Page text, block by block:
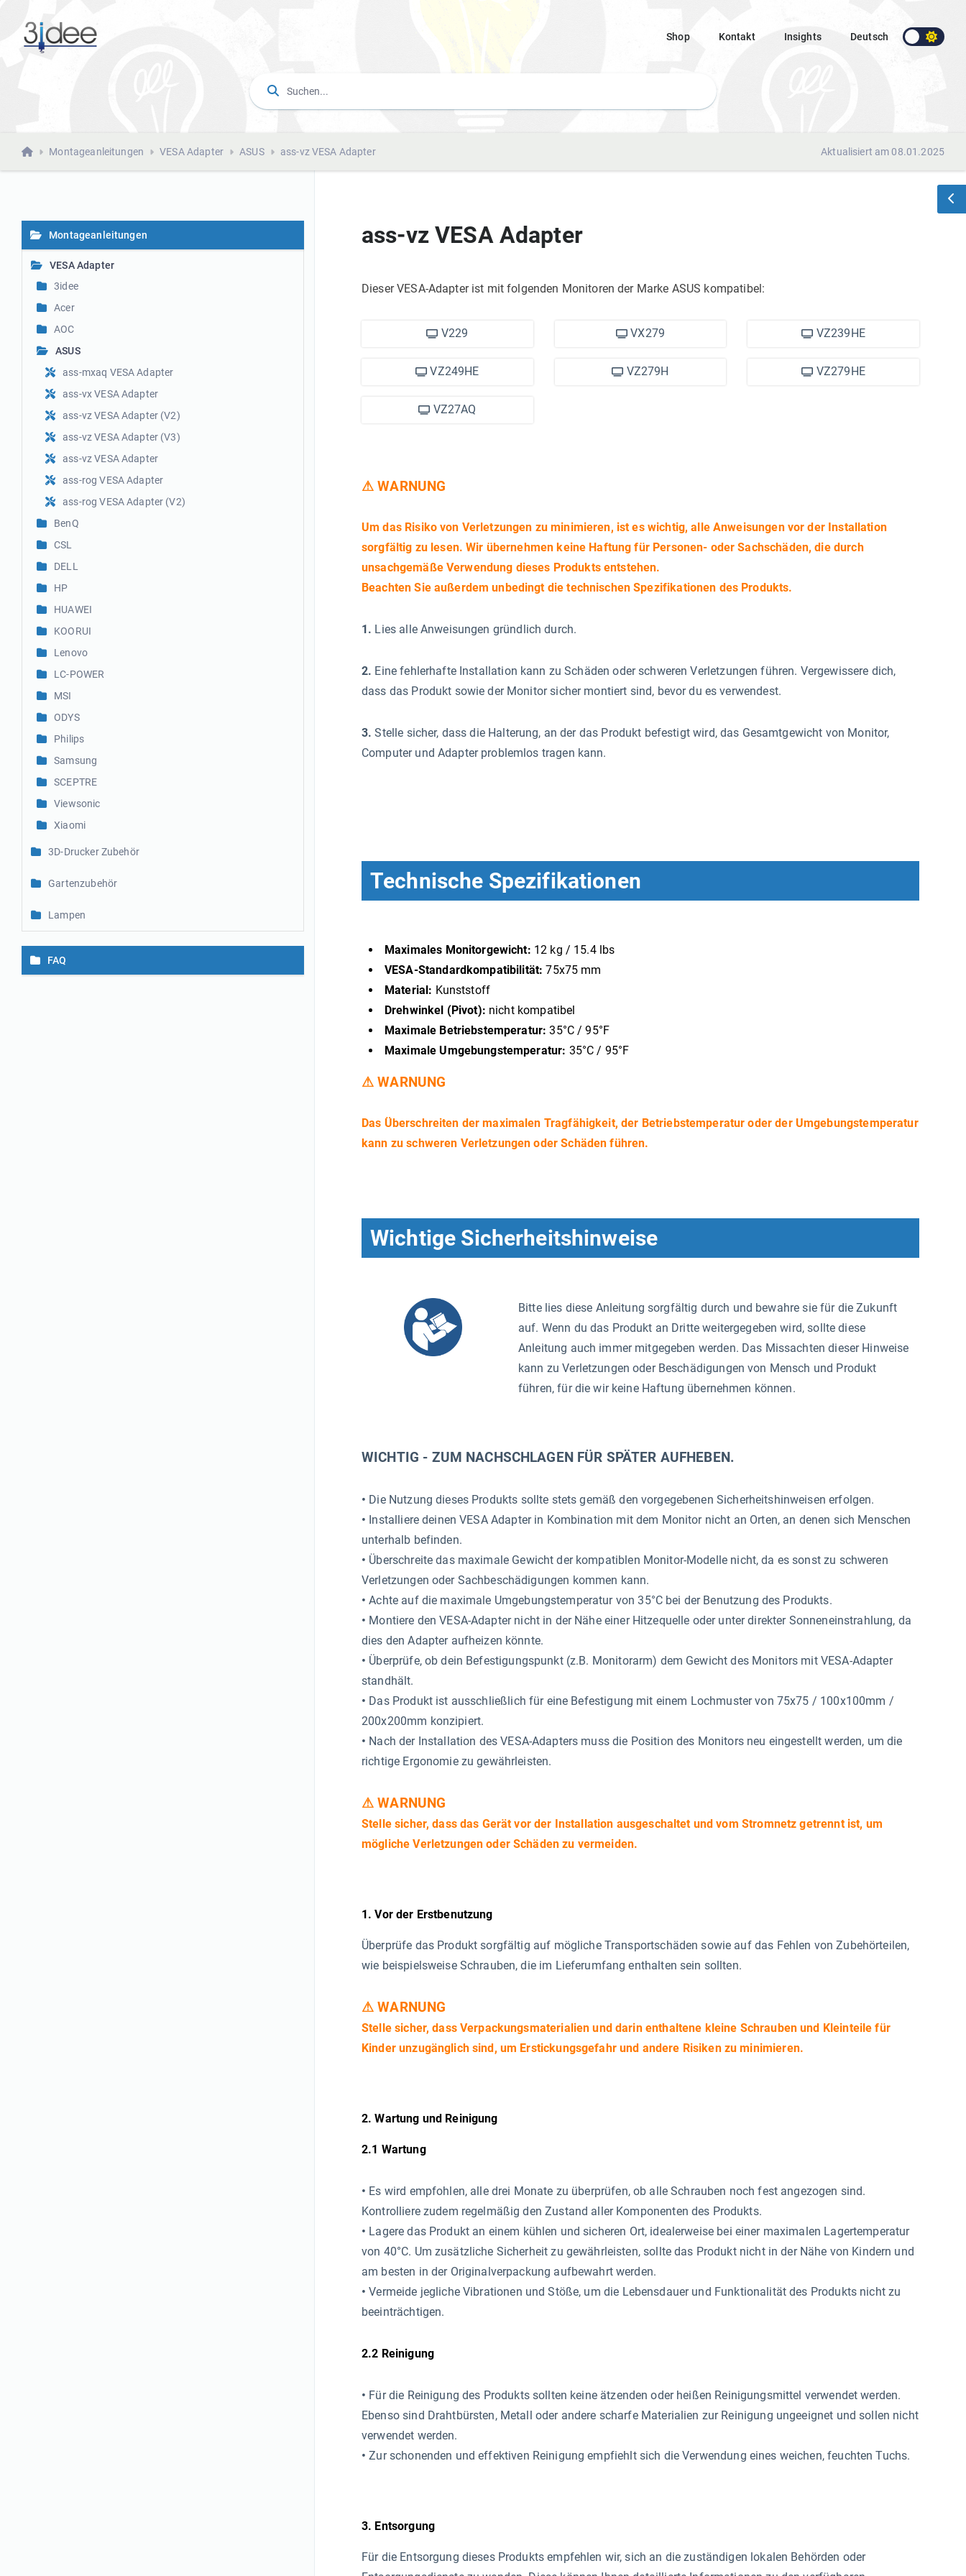
Shop Kontakt Insights Deutsch
Montageanleitungen VESA Adapter ASUS ass-vz VESA Adapter Aktualisiert am 08.01.2025
Montageanleitungen
VESA Adapter
3idee
Acer
AOC
ASUS
ass-mxaq VESA Adapter
ass-vx VESA Adapter
ass-vz VESA Adapter (V2)
ass-vz VESA Adapter (V3)
ass-vz VESA Adapter
ass-rog VESA Adapter
ass-rog VESA Adapter (V2)
BenQ
CSL
DELL
HP
HUAWEI
KOORUI
Lenovo
LC-POWER
MSI
ODYS
Philips
Samsung
SCEPTRE
Viewsonic
Xiaomi
3D-Drucker Zubehör
Gartenzubehör
Lampen
FAQ
ass-vz VESA Adapter
Dieser VESA-Adapter ist mit folgenden Monitoren der Marke ASUS kompatibel:
V229 VX279 VZ239HE
VZ249HE VZ279H VZ279HE
VZ27AQ
⚠ WARNUNG
Um das Risiko von Verletzungen zu minimieren, ist es wichtig, alle Anweisungen vor der Installation
sorgfältig zu lesen. Wir übernehmen keine Haftung für Personen- oder Sachschäden, die durch
unsachgemäße Verwendung dieses Produkts entstehen.
Beachten Sie außerdem unbedingt die technischen Spezifikationen des Produkts.
1. Lies alle Anweisungen gründlich durch.
2. Eine fehlerhafte Installation kann zu Schäden oder schweren Verletzungen führen. Vergewissere dich,
dass das Produkt sowie der Monitor sicher montiert sind, bevor du es verwendest.
3.Stelle sicher, dass die Halterung, an der das Produkt befestigt wird, das Gesamtgewicht von Monitor,
Computer und Adapter problemlos tragen kann.
Technische Spezifikationen
Maximales Monitorgewicht: 12 kg / 15.4 lbs
VESA-Standardkompatibilität: 75x75 mm
Material: Kunststoff
Drehwinkel (Pivot): nicht kompatibel
Maximale Betriebstemperatur: 35°C / 95°F
Maximale Umgebungstemperatur: 35°C / 95°F
⚠ WARNUNG
Das Überschreiten der maximalen Tragfähigkeit, der Betriebstemperatur oder der Umgebungstemperatur
kann zu schweren Verletzungen oder Schäden führen.
Wichtige Sicherheitshinweise
Bitte lies diese Anleitung sorgfältig durch und bewahre sie für die Zukunft
auf. Wenn du das Produkt an Dritte weitergegeben wird, sollte diese
Anleitung auch immer mitgegeben werden. Das Missachten dieser Hinweise
kann zu Verletzungen oder Beschädigungen von Mensch und Produkt
führen, für die wir keine Haftung übernehmen können.
WICHTIG - ZUM NACHSCHLAGEN FÜR SPÄTER AUFHEBEN.
• Die Nutzung dieses Produkts sollte stets gemäß den vorgegebenen Sicherheitshinweisen erfolgen.
• Installiere deinen VESA Adapter in Kombination mit dem Monitor nicht an Orten, an denen sich Menschen
unterhalb befinden.
• Überschreite das maximale Gewicht der kompatiblen Monitor-Modelle nicht, da es sonst zu schweren
Verletzungen oder Sachbeschädigungen kommen kann.
• Achte auf die maximale Umgebungstemperatur von 35°C bei der Benutzung des Produkts.
• Montiere den VESA-Adapter nicht in der Nähe einer Hitzequelle oder unter direkter Sonneneinstrahlung, da
dies den Adapter aufheizen könnte.
• Überprüfe, ob dein Befestigungspunkt (z.B. Monitorarm) dem Gewicht des Monitors mit VESA-Adapter
standhält.
• Das Produkt ist ausschließlich für eine Befestigung mit einem Lochmuster von 75x75 / 100x100mm /
200x200mm konzipiert.
• Nach der Installation des VESA-Adapters muss die Position des Monitors neu eingestellt werden, um die
richtige Ergonomie zu gewährleisten.
⚠ WARNUNG
Stelle sicher, dass das Gerät vor der Installation ausgeschaltet und vom Stromnetz getrennt ist, um
mögliche Verletzungen oder Schäden zu vermeiden.
1. Vor der Erstbenutzung
Überprüfe das Produkt sorgfältig auf mögliche Transportschäden sowie auf das Fehlen von Zubehörteilen,
wie beispielsweise Schrauben, die im Lieferumfang enthalten sein sollten.
⚠ WARNUNG
Stelle sicher, dass Verpackungsmaterialien und darin enthaltene kleine Schrauben und Kleinteile für
Kinder unzugänglich sind, um Erstickungsgefahr und andere Risiken zu minimieren.
2. Wartung und Reinigung
2.1 Wartung
• Es wird empfohlen, alle drei Monate zu überprüfen, ob alle Schrauben noch fest angezogen sind.
Kontrolliere zudem regelmäßig den Zustand aller Komponenten des Produkts.
• Lagere das Produkt an einem kühlen und sicheren Ort, idealerweise bei einer maximalen Lagertemperatur
von 40°C. Um zusätzliche Sicherheit zu gewährleisten, sollte das Produkt nicht in der Nähe von Kindern und
am besten in der Originalverpackung aufbewahrt werden.
• Vermeide jegliche Vibrationen und Stöße, um die Lebensdauer und Funktionalität des Produkts nicht zu
beeinträchtigen.
2.2 Reinigung
• Für die Reinigung des Produkts sollten keine ätzenden oder heißen Reinigungsmittel verwendet werden.
Ebenso sind Drahtbürsten, Metall oder andere scharfe Materialien zur Reinigung ungeeignet und sollen nicht
verwendet werden.
• Zur schonenden und effektiven Reinigung empfiehlt sich die Verwendung eines weichen, feuchten Tuchs.
3. Entsorgung
Für die Entsorgung dieses Produkts empfehlen wir, sich an die zuständigen lokalen Behörden oder